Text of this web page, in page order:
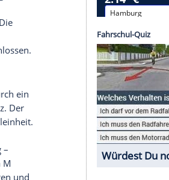
auf öffentlichen
Fahrer an Bord –
zu tun hat, lesen Sie
Voraussetzungen für
und soll als
dienen. Die